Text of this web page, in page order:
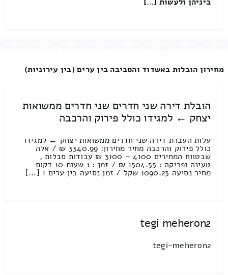
מחירון הובלות באשדוד והסביבה בין ערים (בין עירוניות)
הובלת דירה שני חדרים שני חדרים ממשואות
יצחק ← למגידו כולל פירוק והרכבה
עלות העברת דירה שני חדרים ממשואות יצחק ← למגידו
כולל פירוק והרכבה מחיר מחירון: 3340.99 ₪ / אלה
שבטווח המחירים 4100 – 3100 ₪ עבודות סבלות ,
טעינה ופריקה : 1504.55 ₪ / זמן : 1 שעות 10 דקות
מחיר נסיעה 1090.23 שקל / זמן נסיעה בין ערים 1 [...]
tegi meheron2
tegi-meheron2